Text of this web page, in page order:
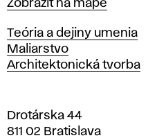
i
l
a
v
Mapa
Zobraziť na mape
Katedry
Teória a dejiny umenia
Maliarstvo
Architektonická tvorba
Drotárska 44
811 02 Bratislava